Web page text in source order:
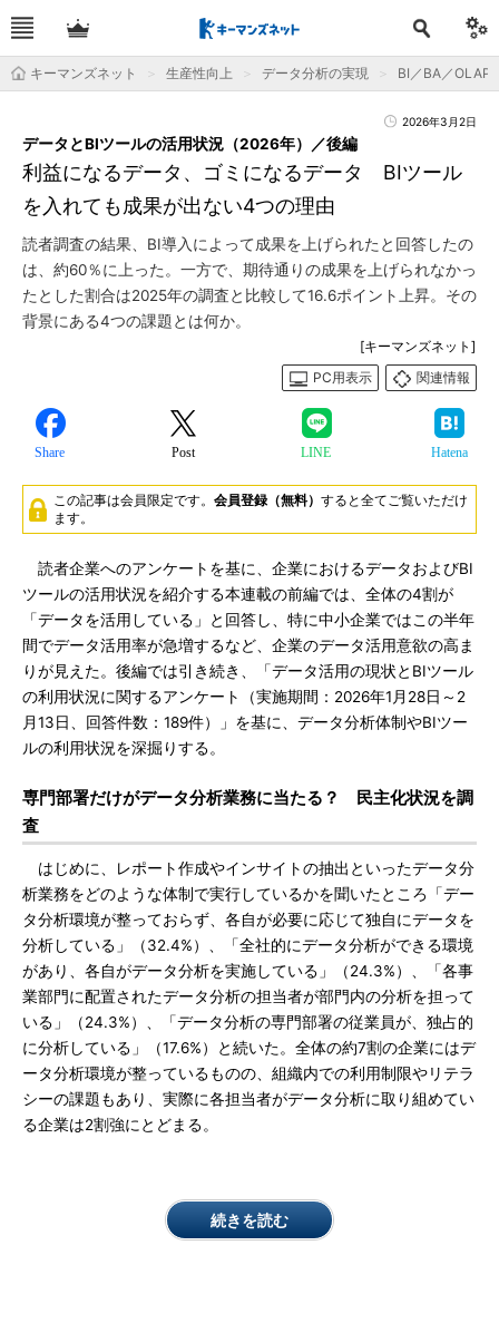
キーマンズネット 生産性向上 データ分析の実現 BI／BA／OLAP
2026年3月2日
利益になるデータ、ゴミになるデータ BIツール
を入れても成果が出ない4つの理由
データとBIツールの活用状況（2026年）／後編
読者調査の結果、BI導入によって成果を上げられたと回答したの
は、約60％に上った。一方で、期待通りの成果を上げられなかっ
たとした割合は2025年の調査と比較して16.6ポイント上昇。その
背景にある4つの課題とは何か。
[キーマンズネット]
PC用表示
関連情報
Share Post LINE Hatena
この記事は会員限定です。 会員登録（無料） すると全てご覧いただけ
ます。
読者企業へのアンケートを基に、企業におけるデータおよびBI
ツールの活用状況を紹介する本連載の前編では、全体の4割が
「データを活用している」と回答し、特に中小企業ではこの半年
間でデータ活用率が急増するなど、企業のデータ活用意欲の高ま
りが見えた。後編では引き続き、「データ活用の現状とBIツール
の利用状況に関するアンケート（実施期間：2026年1月28日～2
月13日、回答件数：189件）」を基に、データ分析体制やBIツー
ルの利用状況を深掘りする。
専門部署だけがデータ分析業務に当たる？ 民主化状況を調
査
はじめに、レポート作成やインサイトの抽出といったデータ分
析業務をどのような体制で実行しているかを聞いたところ「デー
タ分析環境が整っておらず、各自が必要に応じて独自にデータを
分析している」（32.4%）、「全社的にデータ分析ができる環境
があり、各自がデータ分析を実施している」（24.3%）、「各事
業部門に配置されたデータ分析の担当者が部門内の分析を担って
いる」（24.3%）、「データ分析の専門部署の従業員が、独占的
に分析している」（17.6%）と続いた。全体の約7割の企業にはデ
ータ分析環境が整っているものの、組織内での利用制限やリテラ
シーの課題もあり、実際に各担当者がデータ分析に取り組めてい
る企業は2割強にとどまる。
続きを読む